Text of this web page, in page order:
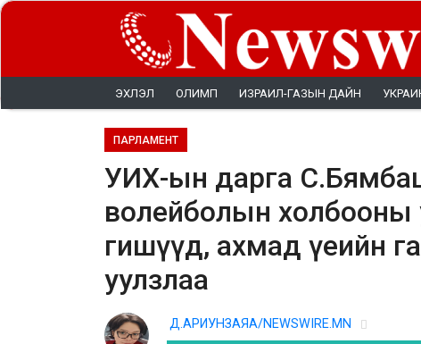
ЭХЛЭЛ ОЛИМП ИЗРАИЛ-ГАЗЫН ДАЙН
ПАРЛАМЕНТ
УИХ-ын дарга
волейболын холбооны
гишүүд, ахмад үеийн
уулзлаа
Д.АРИУНЗАЯА/NEWSWIRE.MN